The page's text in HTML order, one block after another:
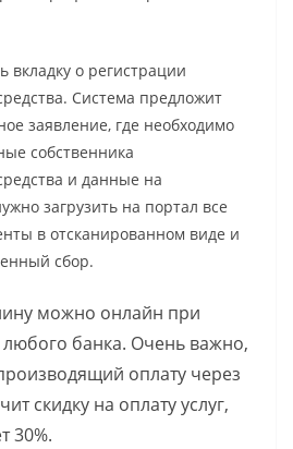
вкладку о регистрации
Система предложит
заявление, где необходимо
собственника
и данные на
загрузить на портал все
в отсканированном виде и
сбор.
можно онлайн при
банка. Очень важно,
оплату через
скидку на оплату услуг,
30%.